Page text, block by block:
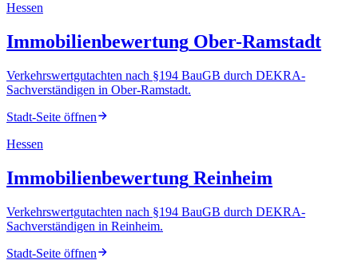
Hessen
Immobilienbewertung Ober-Ramstadt
Verkehrswertgutachten nach §194 BauGB durch DEKRA-
Sachverständigen in Ober-Ramstadt.
Stadt-Seite öffnen
Hessen
Immobilienbewertung Reinheim
Verkehrswertgutachten nach §194 BauGB durch DEKRA-
Sachverständigen in Reinheim.
Stadt-Seite öffnen